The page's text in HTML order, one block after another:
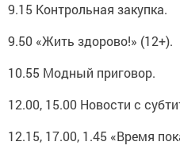
9.15 Контрольная закупка.
9.50 «Жить здорово!» (12+).
10.55 Модный приговор.
12.00, 15.00 Новости с
12.15, 17.00, 1.45 «Время